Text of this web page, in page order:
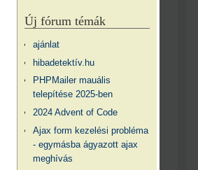
Új fórum témák
ajánlat
hibadetektív.hu
PHPMailer mauális
telepítése 2025-ben
2024 Advent of Code
Ajax form kezelési probléma
- egymásba ágyazott ajax
meghívás